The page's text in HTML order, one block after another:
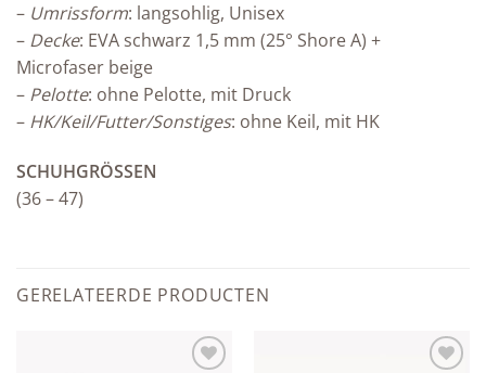
– Umrissform: langsohlig, Unisex
– Decke: EVA schwarz 1,5 mm (25° Shore A) +
Microfaser beige
– Pelotte: ohne Pelotte, mit Druck
– HK/Keil/Futter/Sonstiges: ohne Keil, mit HK
SCHUHGRÖSSEN
(36 – 47)
GERELATEERDE PRODUCTEN